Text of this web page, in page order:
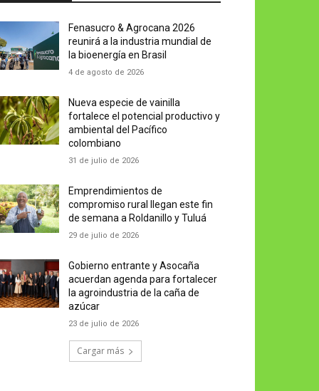
Fenasucro & Agrocana 2026
reunirá a la industria mundial de
la bioenergía en Brasil
4 de agosto de 2026
Nueva especie de vainilla
fortalece el potencial productivo y
ambiental del Pacífico
colombiano
31 de julio de 2026
Emprendimientos de
compromiso rural llegan este fin
de semana a Roldanillo y Tuluá
29 de julio de 2026
Gobierno entrante y Asocaña
acuerdan agenda para fortalecer
la agroindustria de la caña de
azúcar
23 de julio de 2026
Cargar más